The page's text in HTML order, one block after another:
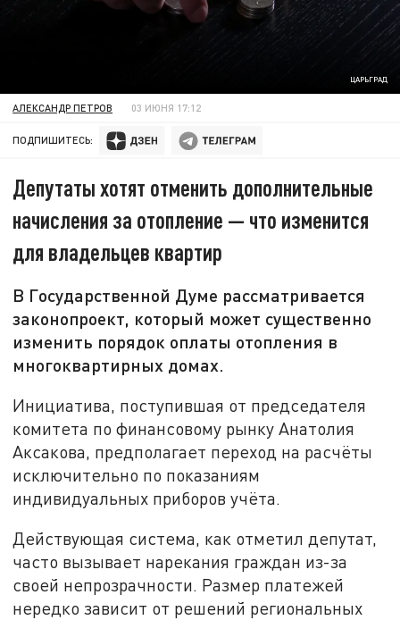
ЦАРЬГРАД
АЛЕКСАНДР ПЕТРОВ 03 ИЮНЯ 17:12
ПОДПИШИТЕСЬ:
Депутаты хотят отменить дополнительные
начисления за отопление — что изменится
для владельцев квартир
В Государственной Думе рассматривается
законопроект, который может существенно
изменить порядок оплаты отопления в
многоквартирных домах.
Инициатива, поступившая от председателя
комитета по финансовому рынку Анатолия
Аксакова, предполагает переход на расчёты
исключительно по показаниям
индивидуальных приборов учёта.
Действующая система, как отметил депутат,
часто вызывает нарекания граждан из-за
своей непрозрачности. Размер платежей
нередко зависит от решений региональных